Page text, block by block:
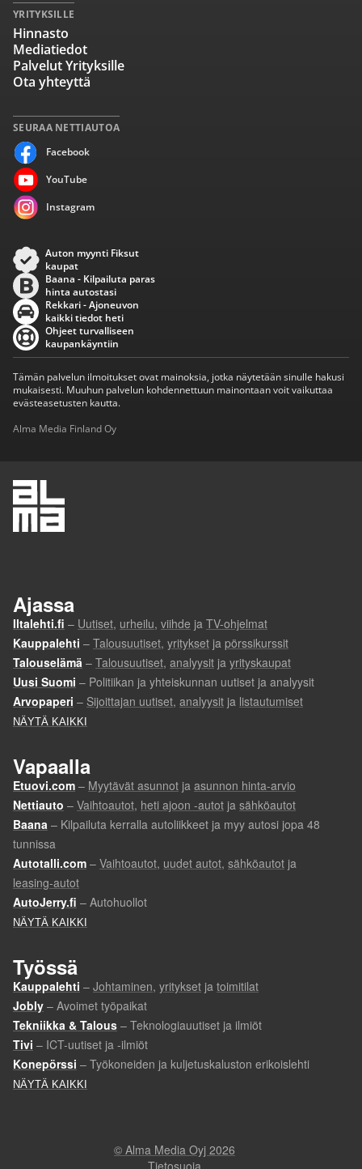
SEURAA NETTIAUTOA
Facebook
YouTube
Instagram
YRITYKSILLE
Hinnasto
Mediatiedot
Palvelut Yrityksille
Ota yhteyttä
Auton myynti Fiksut
kaupat
Baana - Kilpailuta paras
hinta autostasi
Rekkari - Ajoneuvon
kaikki tiedot heti
Ohjeet turvalliseen
kaupankäyntiin
Tämän palvelun ilmoitukset ovat mainoksia, jotka näytetään sinulle hakusi
mukaisesti. Muuhun palvelun kohdennettuun mainontaan voit vaikuttaa
evästeasetusten kautta.
Alma Media Finland Oy